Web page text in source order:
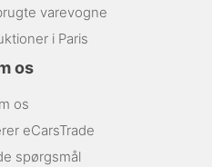
varevogne
i Paris
os
os
eCarsTrade
spørgsmål